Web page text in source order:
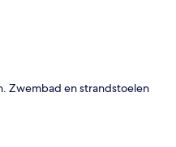
Zwembad en strandstoelen